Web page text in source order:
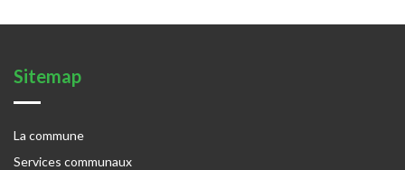
Sitemap
La commune
Services communaux